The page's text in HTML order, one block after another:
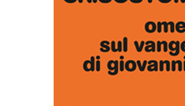
AGGIUNGI AL CARRELLO